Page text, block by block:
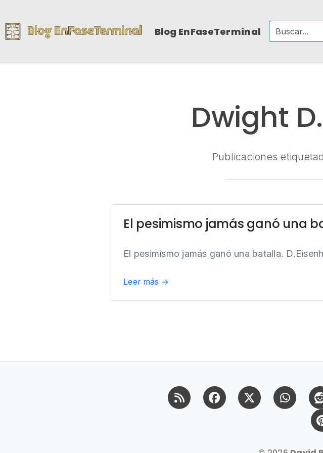
Blog EnFaseTerminal
Dwight
Publicaciones
El pesimismo jamás ganó una
El pesimismo jamás ganó una batalla.
Leer más →
RSS FacebookX (Twitter)